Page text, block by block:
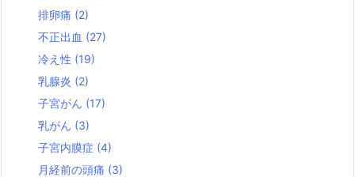
排卵痛 (2)
不正出血 (27)
冷え性 (19)
乳腺炎 (2)
子宮がん (17)
乳がん (3)
子宮内膜症 (4)
月経前の頭痛 (3)